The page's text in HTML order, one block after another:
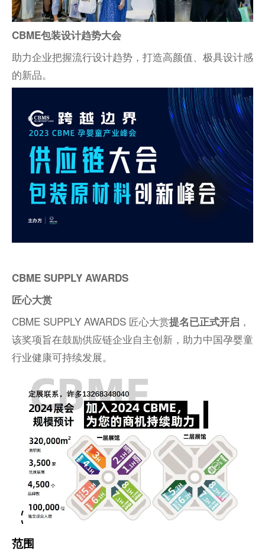
CBME包装设计趋势大会
助力企业把握流行设计趋势，打造高颜值、极具设计感
的新品。
CBME SUPPLY AWARDS
匠心大赏
CBME SUPPLY AWARDS 匠心大赏提名已正式开启 ，
该奖项旨在鼓励供应链企业自主创新，助力中国孕婴童
行业健康可持续发展。
范围